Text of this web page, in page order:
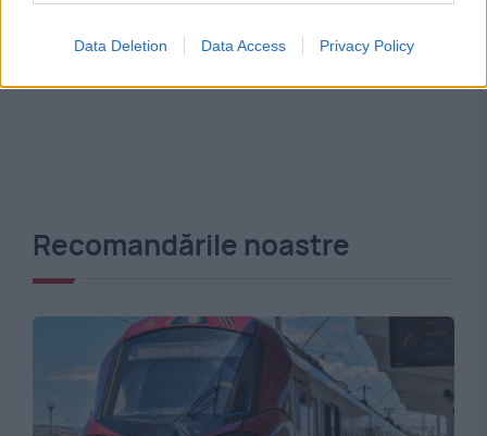
Data Deletion Data Access Privacy Policy
Recomandările noastre